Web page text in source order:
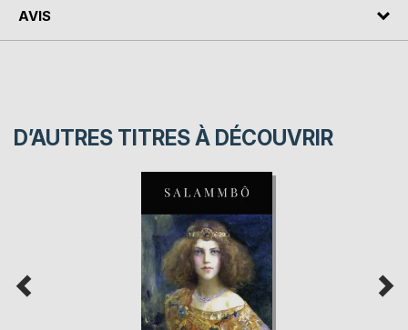
AVIS
D’AUTRES TITRES À DÉCOUVRIR